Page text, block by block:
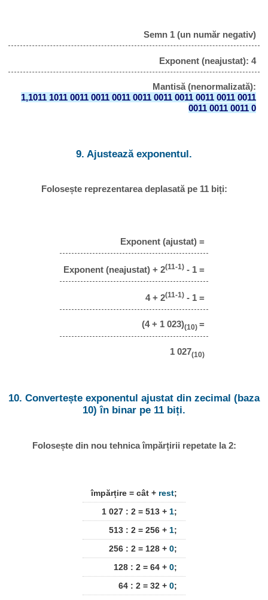
Semn 1 (un număr negativ)
Exponent (neajustat): 4
Mantisă (nenormalizată):
1,1011 1011 0011 0011 0011 0011 0011 0011 0011 0011 0011
0011 0011 0011 0
9. Ajustează exponentul.
Folosește reprezentarea deplasată pe 11 biți:
Exponent (ajustat) =
Exponent (neajustat) + 2(11-1) - 1 =
4 + 2(11-1) - 1 =
(4 + 1 023)(10) =
1 027(10)
10. Convertește exponentul ajustat din zecimal (baza
10) în binar pe 11 biți.
Folosește din nou tehnica împărțirii repetate la 2:
împărțire = cât + rest;
1 027 : 2 = 513 + 1;
513 : 2 = 256 + 1;
256 : 2 = 128 + 0;
128 : 2 = 64 + 0;
64 : 2 = 32 + 0;